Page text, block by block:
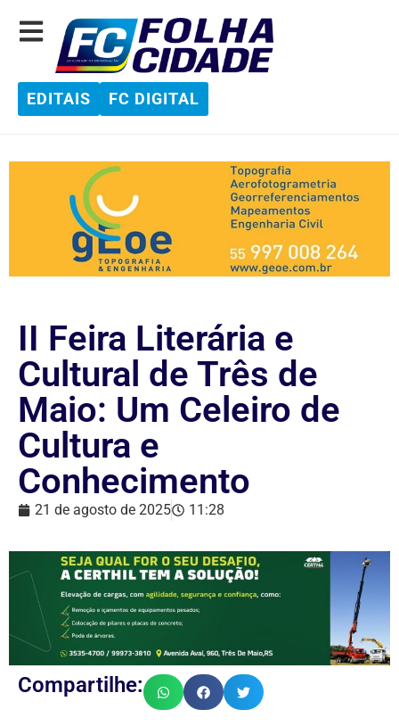
EDITAIS FC DIGITAL
II Feira Literária e
Cultural de Três de
Maio: Um Celeiro de
Cultura e
Conhecimento
21 de agosto de 2025 11:28
Compartilhe: